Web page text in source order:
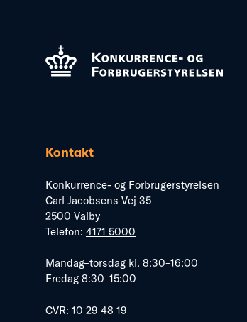
Kontakt
Konkurrence- og Forbrugerstyrelsen
Carl Jacobsens Vej 35
2500 Valby
Telefon: 4171 5000
Mandag–torsdag kl. 8:30–16:00
Fredag 8:30–15:00
CVR: 10 29 48 19